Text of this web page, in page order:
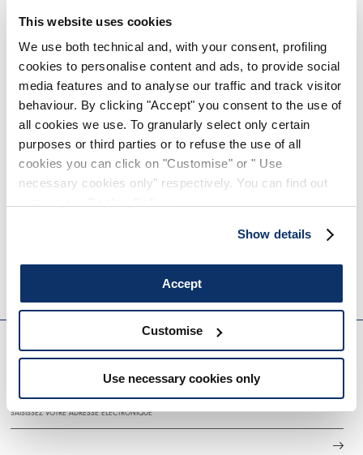
This website uses cookies
We use both technical and, with your consent, profiling
cookies to personalise content and ads, to provide social
media features and to analyse our traffic and track visitor
behaviour. By clicking "Accept" you consent to the use of
all cookies we use. To granularly select only certain
purposes or third parties or to refuse the use of all
cookies you can click on "Customise" or " Use
necessary cookies only" respectively. You can find out
Show details
Accept
Customise
Use necessary cookies only
S'INSCRIRE À NOTRE BULLETIN D'INFORMATION